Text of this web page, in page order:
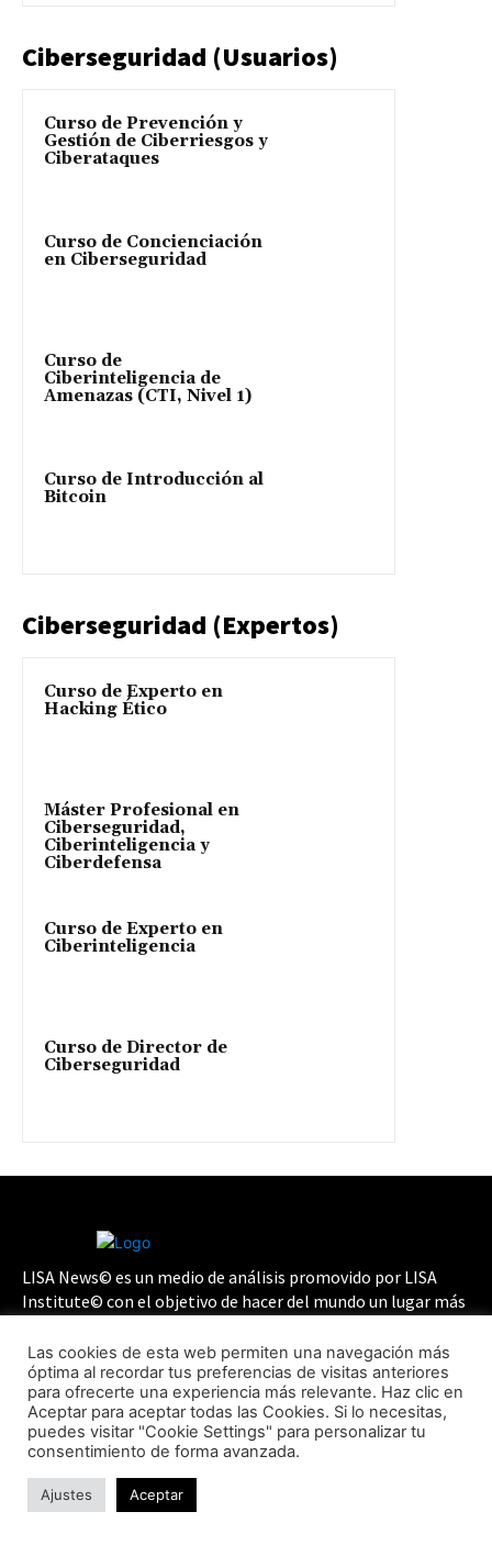
Ciberseguridad (Usuarios)
Curso de Prevención y
Gestión de Ciberriesgos y
Ciberataques
Curso de Concienciación
en Ciberseguridad
Curso de
Ciberinteligencia de
Amenazas (CTI, Nivel 1)
Curso de Introducción al
Bitcoin
Ciberseguridad (Expertos)
Curso de Experto en
Hacking Ético
Máster Profesional en
Ciberseguridad,
Ciberinteligencia y
Ciberdefensa
Curso de Experto en
Ciberinteligencia
Curso de Director de
Ciberseguridad
LISA News© es un medio de análisis promovido por LISA
Institute© con el objetivo de hacer del mundo un lugar más
Geopolítica, Inteligencia, Ciberseguridad, Criminología y
Derechos Humanos, entre otros.
Súmate a la Comunidad:
Las cookies de esta web permiten una navegación más
óptima al recordar tus preferencias de visitas anteriores
para ofrecerte una experiencia más relevante. Haz clic en
Aceptar para aceptar todas las Cookies. Si lo necesitas,
puedes visitar "Cookie Settings" para personalizar tu
consentimiento de forma avanzada.
Ajustes Aceptar